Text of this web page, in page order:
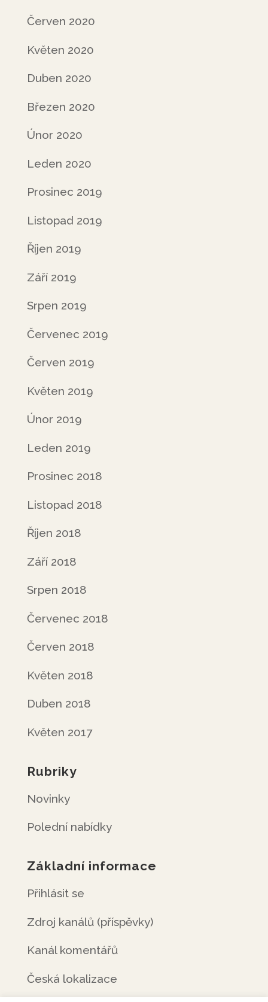
Červen 2020
Květen 2020
Duben 2020
Březen 2020
Únor 2020
Leden 2020
Prosinec 2019
Listopad 2019
Říjen 2019
Září 2019
Srpen 2019
Červenec 2019
Červen 2019
Květen 2019
Únor 2019
Leden 2019
Prosinec 2018
Listopad 2018
Říjen 2018
Září 2018
Srpen 2018
Červenec 2018
Červen 2018
Květen 2018
Duben 2018
Květen 2017
Rubriky
Novinky
Polední nabídky
Základní informace
Přihlásit se
Zdroj kanálů (příspěvky)
Kanál komentářů
Česká lokalizace